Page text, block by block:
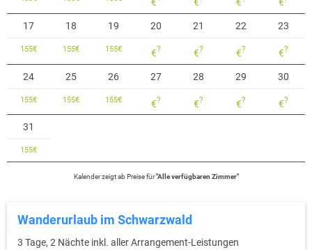
Ganz in der Nähe:
- Golfclub Gröbernhof
- Alpirsbacher Brauereimuseum
- Nordrach "Puppenmuseum"
- Glashütten Wolfach "Erlebnispark Dorotheenhütte"
- Mittelalterliche Stadt Gengenbach
Von hier aus bestens zu erreichen:
- Europa-Park Rust, Europas größter Vergnügungspark
- Bodensee, Blumeninsel Mainau und Sea Life Center in Konstanz
- Strasbourg
17
155€
18
155€
19
155€
20
€?
21
€?
22
€?
23
€?
24
155€
25
155€
26
155€
27
€?
28
€?
29
€?
30
€?
31
155€
Kalender zeigtab Preise für"Alle verfügbaren Zimmer"
Wanderurlaub im Schwarzwald
3 Tage, 2 Nächte inkl. aller Arrangement-Leistungen